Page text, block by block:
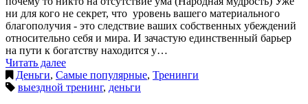
ни для кого не секрет, что уровень вашего материального
благополучия - это следствие ваших собственных убеждений
относительно себя и мира. И зачастую единственный барьер
на пути к богатству находится у…
Читать далее
Деньги, Самые популярные, Тренинги
выездной тренинг, деньги